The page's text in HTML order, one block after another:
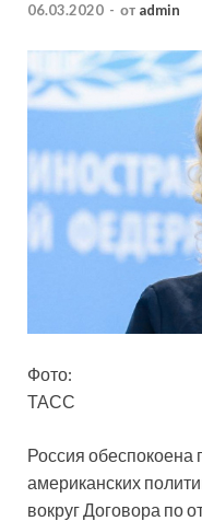
06.03.2020 - от admin
Фото:
ТАСС
Россия
американских
вокруг Договора по